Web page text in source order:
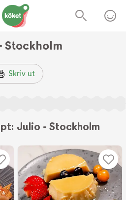
Stockholm
Skriv ut
Julio - Stockholm